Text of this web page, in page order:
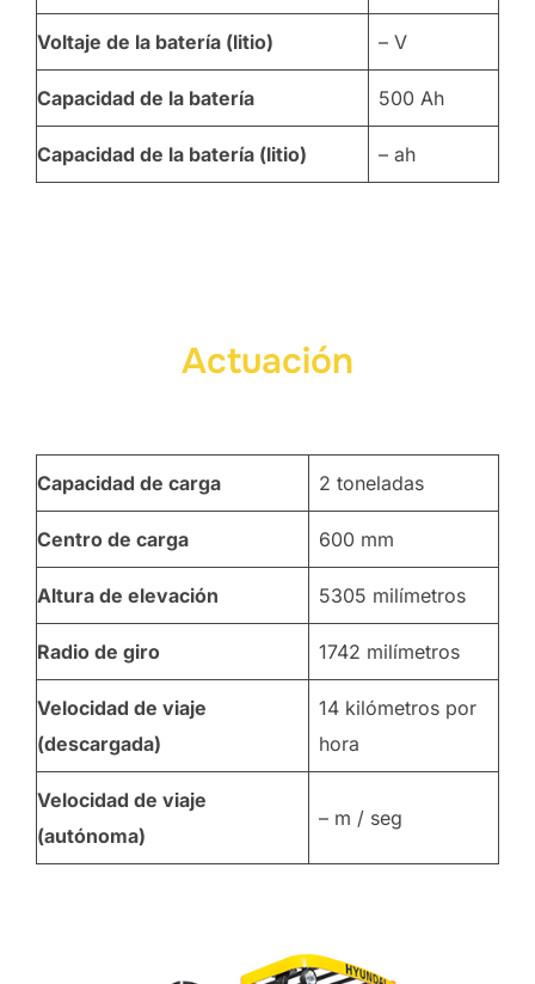
Voltaje de la batería (litio) – V
Capacidad de la batería 500 Ah
Capacidad de la batería (litio) – ah
Actuación
Capacidad de carga 2 toneladas
Centro de carga 600 mm
Altura de elevación 5305 milímetros
Radio de giro 1742 milímetros
Velocidad de viaje
(descargada)
14 kilómetros por
hora
Velocidad de viaje
(autónoma)
– m / seg